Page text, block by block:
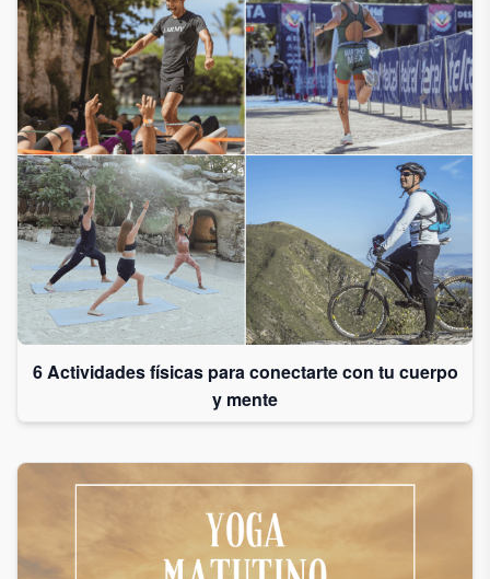
6 Actividades físicas para conectarte con tu cuerpo
y mente